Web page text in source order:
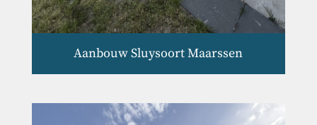
Aanbouw Sluysoort Maarssen